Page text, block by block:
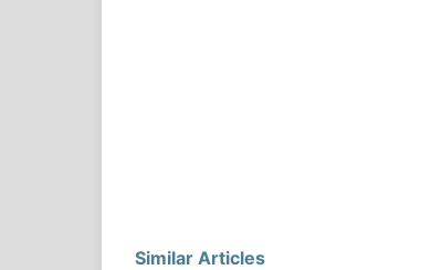
Similar Articles